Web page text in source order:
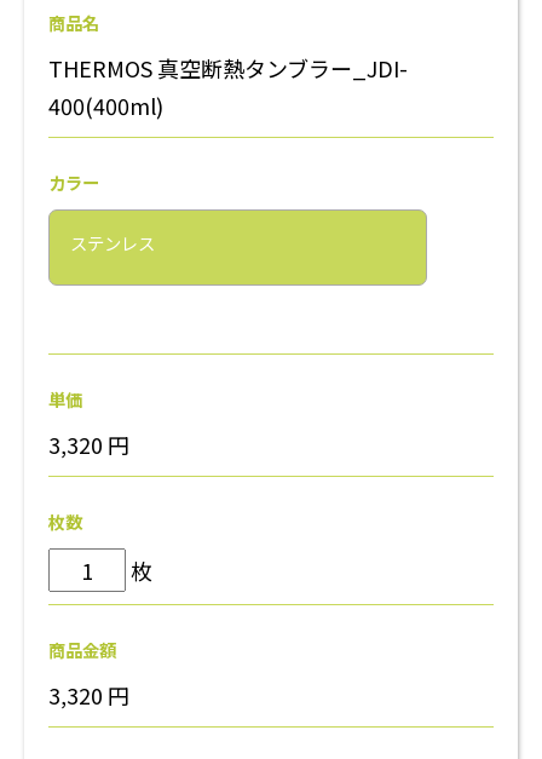
商品名
THERMOS 真空断熱タンブラー_JDI-
400(400ml)
カラー
ステンレス
単価
3,320 円
枚数
枚
商品金額
3,320 円